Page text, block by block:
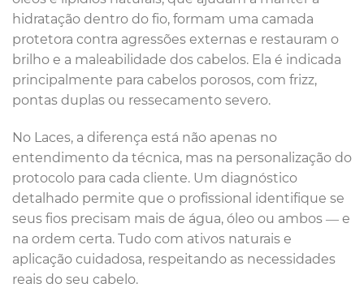
hidratação dentro do fio, formam uma camada
protetora contra agressões externas e restauram o
brilho e a maleabilidade dos cabelos. Ela é indicada
principalmente para cabelos porosos, com frizz,
pontas duplas ou ressecamento severo.
No Laces, a diferença está não apenas no
entendimento da técnica, mas na personalização do
protocolo para cada cliente. Um diagnóstico
detalhado permite que o profissional identifique se
seus fios precisam mais de água, óleo ou ambos — e
na ordem certa. Tudo com ativos naturais e
aplicação cuidadosa, respeitando as necessidades
reais do seu cabelo.